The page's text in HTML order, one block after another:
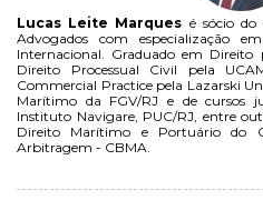
Lucas Leite Marques é sócio do
Advogados com especialização
Internacional. Graduado em Direito
Direito Processual Civil pela
Commercial Practice pela Lazarski
Marítimo da FGV/RJ e de cursos
Instituto Navigare, PUC/RJ, entre
Direito Marítimo e Portuário do
Arbitragem - CBMA.